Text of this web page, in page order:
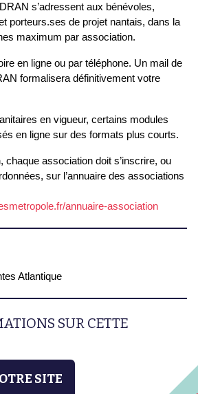
s’adressent aux bénévoles,
porteurs.ses de projet nantais, dans la
maximum par association.
en ligne ou par téléphone. Un mail de
formalisera définitivement votre
en vigueur, certains modules
en ligne sur des formats plus courts.
chaque association doit s’inscrire, ou
sur l’annuaire des associations
annuaire-association
Atlantique
SUR CETTE
SITE